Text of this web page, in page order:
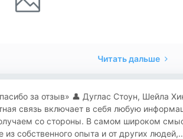
Читать дальше
за отзыв» 👤 Дуглас Стоун, Шейла
связь включает в себя любую
со стороны. В самом широком
из собственного опыта и от других